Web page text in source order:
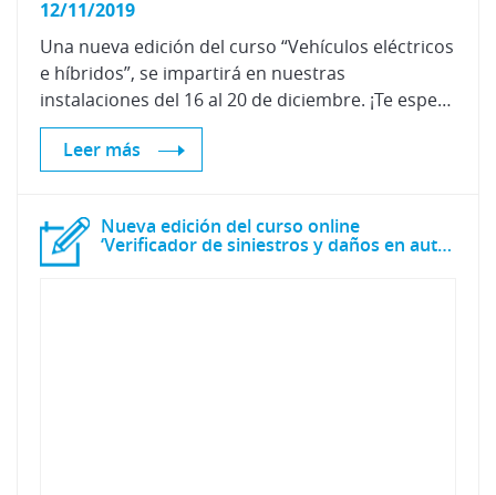
12/11/2019
Una nueva edición del curso “Vehículos eléctricos
e híbridos”, se impartirá en nuestras
instalaciones del 16 al 20 de diciembre. ¡Te esperamos!
Leer más
Nueva edición del curso online
‘Verificador de siniestros y daños en automóviles’